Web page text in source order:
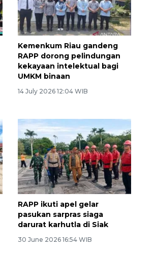
Kemenkum Riau gandeng
RAPP dorong pelindungan
kekayaan intelektual bagi
UMKM binaan
14 July 2026 12:04 WIB
RAPP ikuti apel gelar
pasukan sarpras siaga
darurat karhutla di Siak
30 June 2026 16:54 WIB